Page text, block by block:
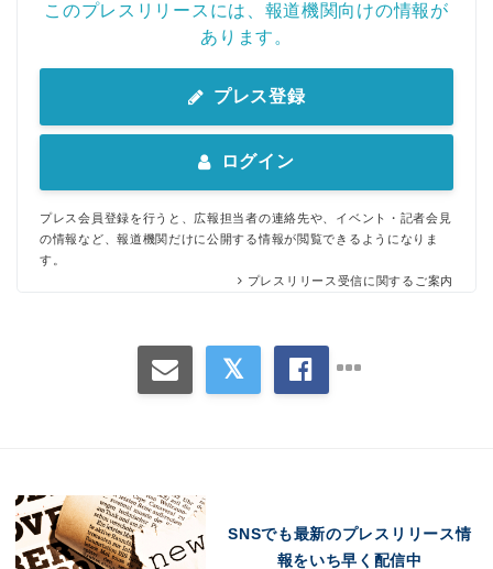
このプレスリリースには、報道機関向けの情報が
あります。
プレス登録
ログイン
プレス会員登録を行うと、広報担当者の連絡先や、イベント・記者会見
の情報など、報道機関だけに公開する情報が閲覧できるようになりま
す。
プレスリリース受信に関するご案内
SNSでも最新のプレスリリース情
報をいち早く配信中